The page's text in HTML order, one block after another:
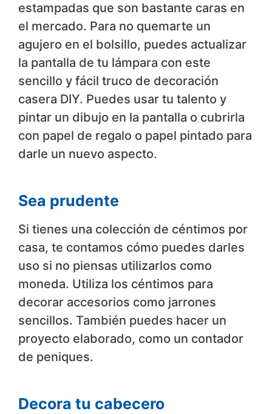
estampadas que son bastante caras en
el mercado. Para no quemarte un
agujero en el bolsillo, puedes actualizar
la pantalla de tu lámpara con este
sencillo y fácil truco de decoración
casera DIY. Puedes usar tu talento y
pintar un dibujo en la pantalla o cubrirla
con papel de regalo o papel pintado para
darle un nuevo aspecto.
Sea prudente
Si tienes una colección de céntimos por
casa, te contamos cómo puedes darles
uso si no piensas utilizarlos como
moneda. Utiliza los céntimos para
decorar accesorios como jarrones
sencillos. También puedes hacer un
proyecto elaborado, como un contador
de peniques.
Decora tu cabecero